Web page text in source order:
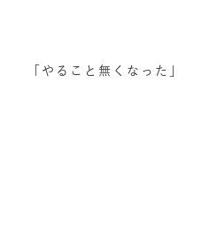
「やること無くなった」